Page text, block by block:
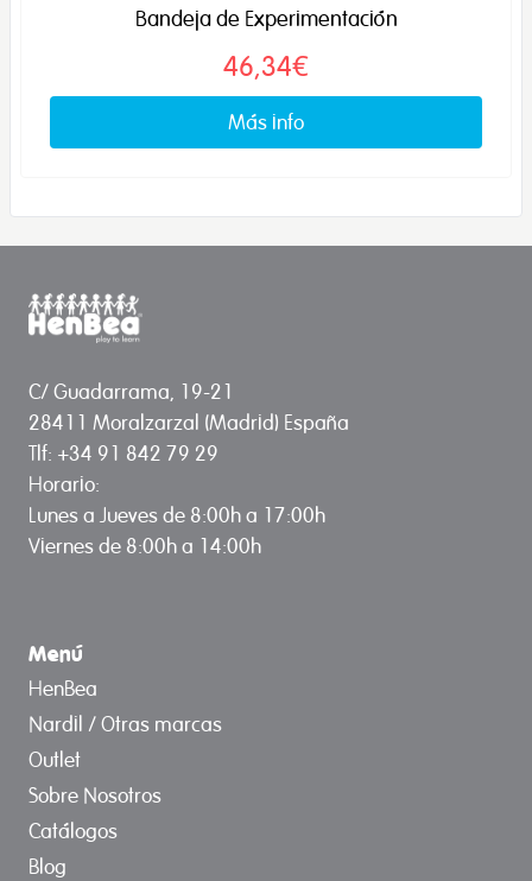
Bandeja de Experimentación
46,34€
Más info
C/ Guadarrama, 19-21
28411 Moralzarzal (Madrid) España
Tlf: +34 91 842 79 29
Horario:
Lunes a Jueves de 8:00h a 17:00h
Viernes de 8:00h a 14:00h
Menú
HenBea
Nardil / Otras marcas
Outlet
Sobre Nosotros
Catálogos
Blog